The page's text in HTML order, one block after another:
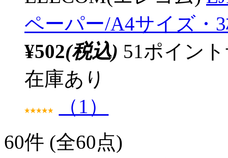
ペーパー/A4サイズ・
¥502(税込) 51ポイン
在庫あり
（1）
60件 (全60点)